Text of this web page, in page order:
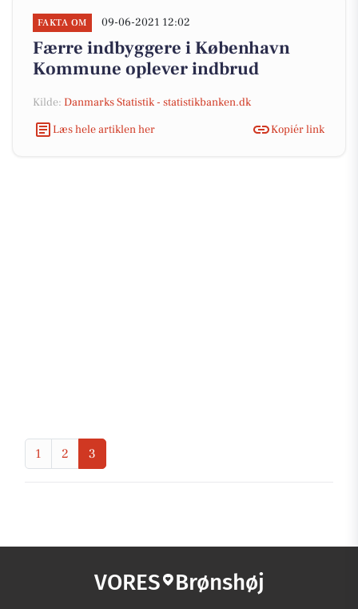
FAKTA OM 09-06-2021 12:02
Færre indbyggere i København
Kommune oplever indbrud
Kilde: Danmarks Statistik - statistikbanken.dk
Læs hele artiklen her
Kopiér link
1 2 3
VORES Brønshøj